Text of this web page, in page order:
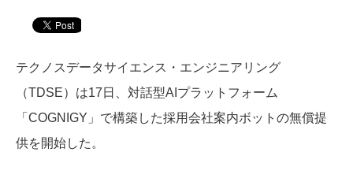
テクノスデータサイエンス・エンジニアリング
（TDSE）は17日、対話型AIプラットフォーム
「COGNIGY」で構築した採用会社案内ボットの無償提
供を開始した。